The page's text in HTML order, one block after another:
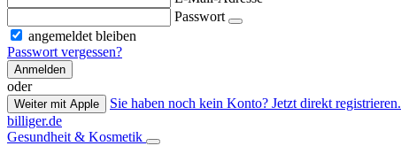
Passwort
angemeldet bleiben
Passwort vergessen?
Anmelden
oder
Weiter mit Apple
Sie haben noch kein Konto? Jetzt direkt registrieren.
billiger.de
Gesundheit & Kosmetik